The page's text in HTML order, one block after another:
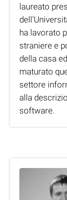
laureato
ha lavorato
straniere e
della casa
maturato
settore
alla
software.